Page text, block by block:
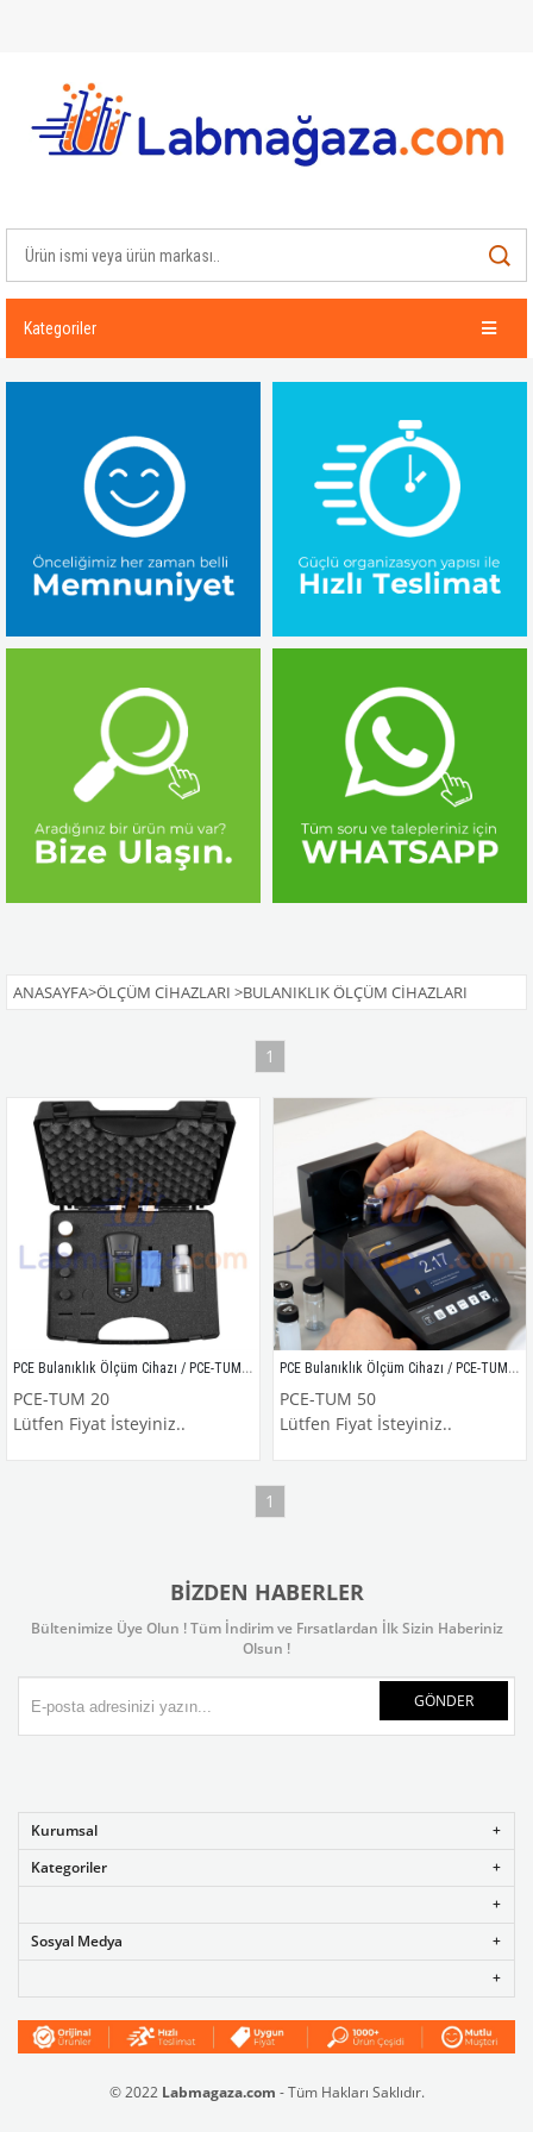
Kategoriler
ANASAYFA>ÖLÇÜM CIHAZLARI >BULANIKLIK ÖLÇÜM CIHAZLARI
1
PCE Bulanıklık Ölçüm Cihazı / PCE-TUM 20
PCE-TUM 20
Lütfen Fiyat İsteyiniz..
PCE Bulanıklık Ölçüm Cihazı / PCE-TUM 50
PCE-TUM 50
Lütfen Fiyat İsteyiniz..
1
BIZDEN HABERLER
Bültenimize Üye Olun ! Tüm İndirim ve Fırsatlardan İlk Sizin Haberiniz
Olsun !
GÖNDER
Kurumsal
Kategoriler
Sosyal Medya
© 2022 Labmagaza.com - Tüm Hakları Saklıdır.